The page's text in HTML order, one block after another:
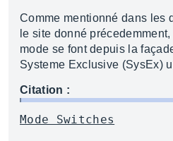
Comme mentionné dans les
le site donné
mode se font depuis la
Systeme Exclusive (SysEx)
Citation :
Mode Switches